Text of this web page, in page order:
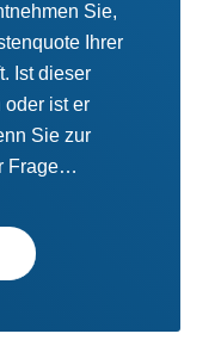
Sie,
Ihrer
Ist dieser
oder ist er
Sie zur
Frage…